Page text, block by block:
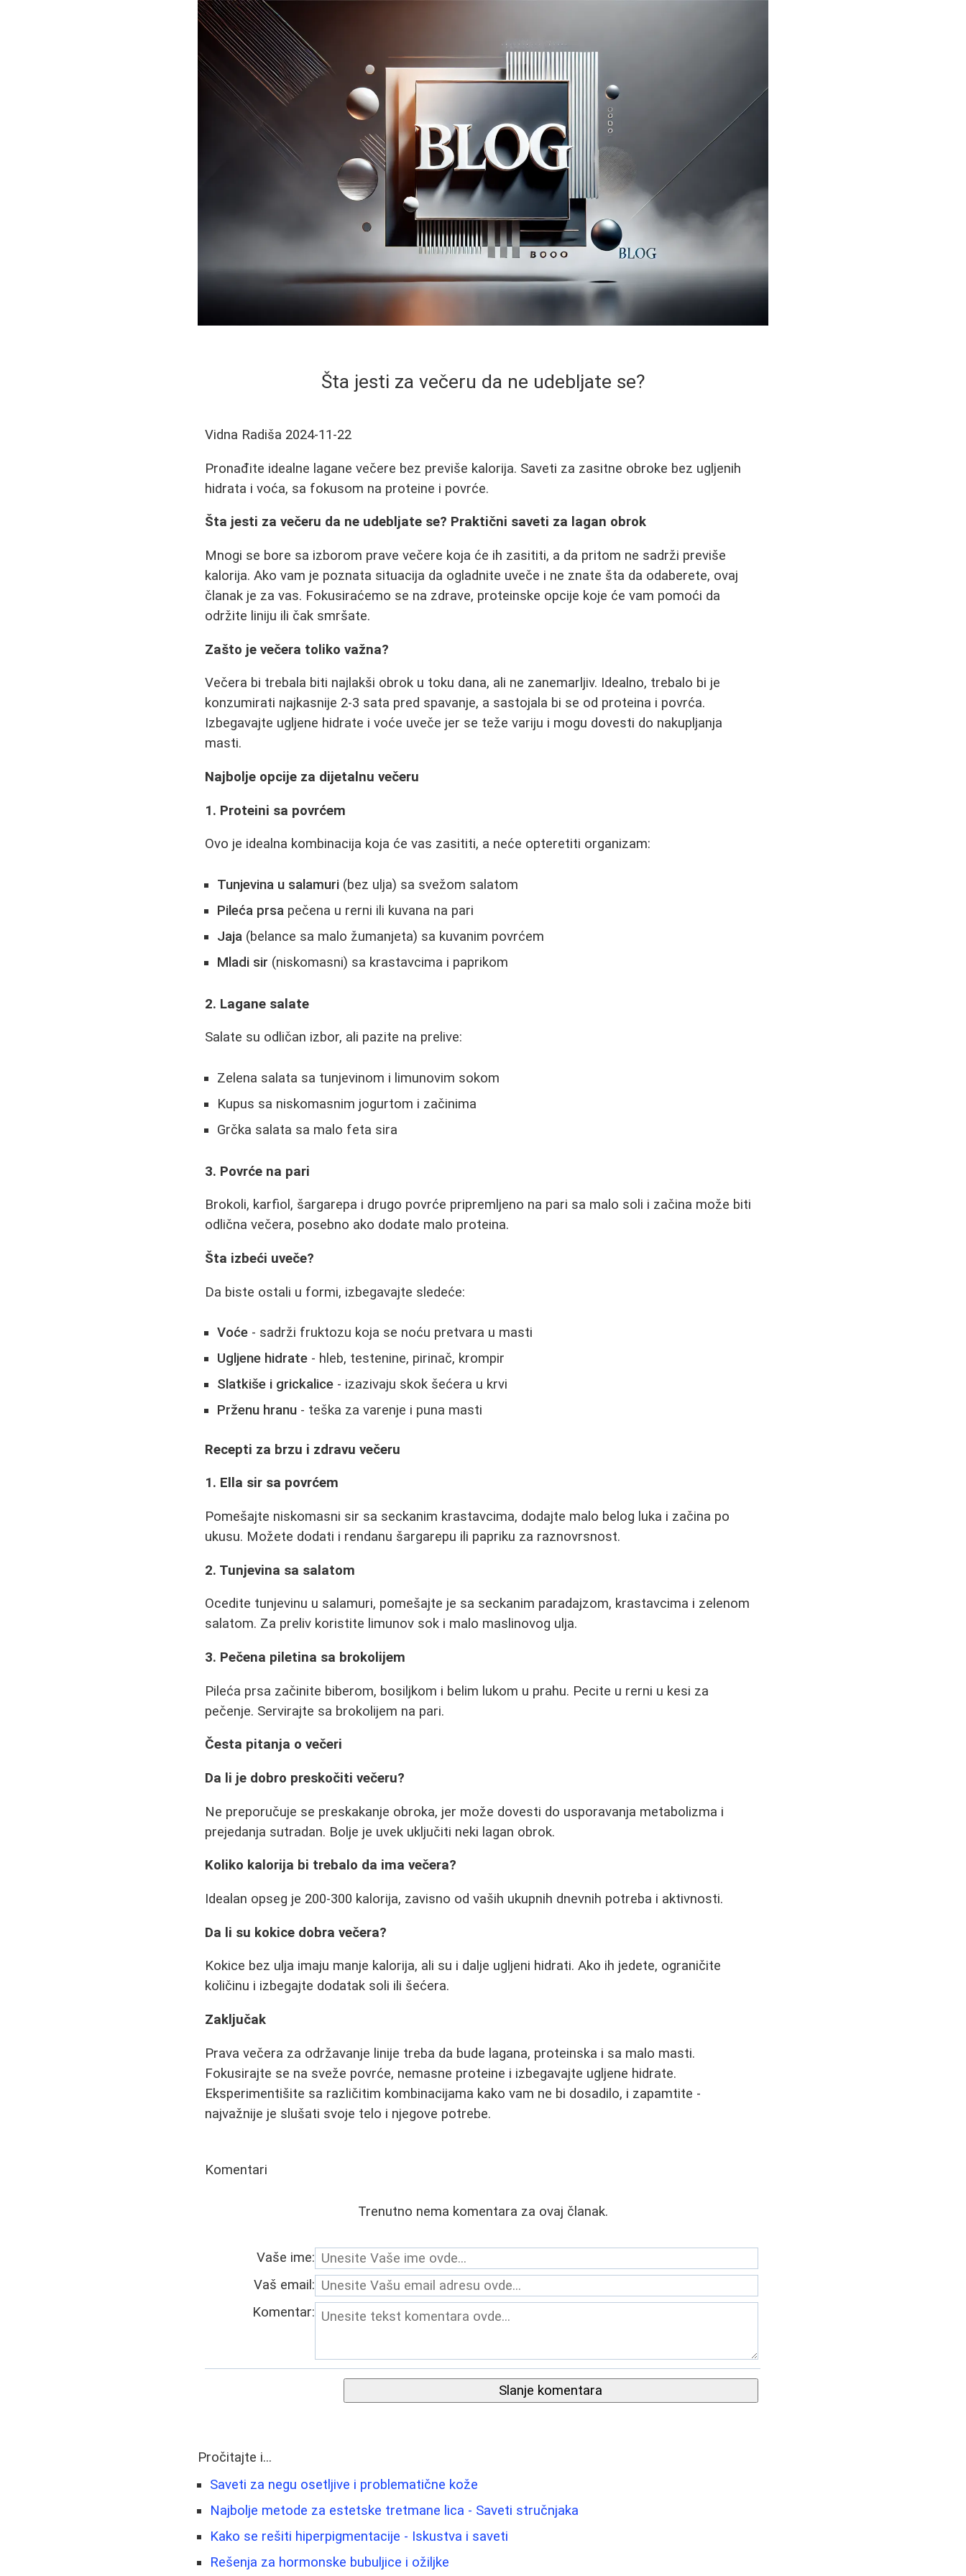
Šta jesti za večeru da ne udebljate se?
Vidna Radiša 2024-11-22
Pronađite idealne lagane večere bez previše kalorija. Saveti za zasitne obroke bez ugljenih
hidrata i voća, sa fokusom na proteine i povrće.
Šta jesti za večeru da ne udebljate se? Praktični saveti za lagan obrok
Mnogi se bore sa izborom prave večere koja će ih zasititi, a da pritom ne sadrži previše
kalorija. Ako vam je poznata situacija da ogladnite uveče i ne znate šta da odaberete, ovaj
članak je za vas. Fokusiraćemo se na zdrave, proteinske opcije koje će vam pomoći da
održite liniju ili čak smršate.
Zašto je večera toliko važna?
Večera bi trebala biti najlakši obrok u toku dana, ali ne zanemarljiv. Idealno, trebalo bi je
konzumirati najkasnije 2-3 sata pred spavanje, a sastojala bi se od proteina i povrća.
Izbegavajte ugljene hidrate i voće uveče jer se teže variju i mogu dovesti do nakupljanja
masti.
Najbolje opcije za dijetalnu večeru
1. Proteini sa povrćem
Ovo je idealna kombinacija koja će vas zasititi, a neće opteretiti organizam:
Tunjevina u salamuri (bez ulja) sa svežom salatom
Pileća prsa pečena u rerni ili kuvana na pari
Jaja (belance sa malo žumanjeta) sa kuvanim povrćem
Mladi sir (niskomasni) sa krastavcima i paprikom
2. Lagane salate
Salate su odličan izbor, ali pazite na prelive:
Zelena salata sa tunjevinom i limunovim sokom
Kupus sa niskomasnim jogurtom i začinima
Grčka salata sa malo feta sira
3. Povrće na pari
Brokoli, karfiol, šargarepa i drugo povrće pripremljeno na pari sa malo soli i začina može biti
odlična večera, posebno ako dodate malo proteina.
Šta izbeći uveče?
Da biste ostali u formi, izbegavajte sledeće:
Voće - sadrži fruktozu koja se noću pretvara u masti
Ugljene hidrate - hleb, testenine, pirinač, krompir
Slatkiše i grickalice - izazivaju skok šećera u krvi
Prženu hranu - teška za varenje i puna masti
Recepti za brzu i zdravu večeru
1. Ella sir sa povrćem
Pomešajte niskomasni sir sa seckanim krastavcima, dodajte malo belog luka i začina po
ukusu. Možete dodati i rendanu šargarepu ili papriku za raznovrsnost.
2. Tunjevina sa salatom
Ocedite tunjevinu u salamuri, pomešajte je sa seckanim paradajzom, krastavcima i zelenom
salatom. Za preliv koristite limunov sok i malo maslinovog ulja.
3. Pečena piletina sa brokolijem
Pileća prsa začinite biberom, bosiljkom i belim lukom u prahu. Pecite u rerni u kesi za
pečenje. Servirajte sa brokolijem na pari.
Česta pitanja o večeri
Da li je dobro preskočiti večeru?
Ne preporučuje se preskakanje obroka, jer može dovesti do usporavanja metabolizma i
prejedanja sutradan. Bolje je uvek uključiti neki lagan obrok.
Koliko kalorija bi trebalo da ima večera?
Idealan opseg je 200-300 kalorija, zavisno od vaših ukupnih dnevnih potreba i aktivnosti.
Da li su kokice dobra večera?
Kokice bez ulja imaju manje kalorija, ali su i dalje ugljeni hidrati. Ako ih jedete, ograničite
količinu i izbegajte dodatak soli ili šećera.
Zaključak
Prava večera za održavanje linije treba da bude lagana, proteinska i sa malo masti.
Fokusirajte se na sveže povrće, nemasne proteine i izbegavajte ugljene hidrate.
Eksperimentišite sa različitim kombinacijama kako vam ne bi dosadilo, i zapamtite -
najvažnije je slušati svoje telo i njegove potrebe.
Komentari
Trenutno nema komentara za ovaj članak.
Vaše ime:
Vaš email:
Komentar:
Slanje komentara
Pročitajte i...
Saveti za negu osetljive i problematične kože
Najbolje metode za estetske tretmane lica - Saveti stručnjaka
Kako se rešiti hiperpigmentacije - Iskustva i saveti
Rešenja za hormonske bubuljice i ožiljke